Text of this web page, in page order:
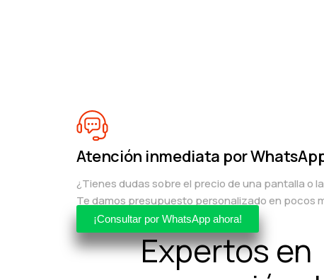
Atención inmediata por
¿Tienes dudas sobre el precio de una pantalla o
Te damos presupuesto personalizado en pocos
¡Consultar por WhatsApp ahora!
Expertos en